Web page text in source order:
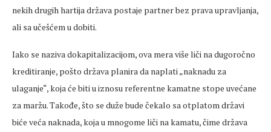
nekih drugih hartija država postaje partner bez prava upravljanja,
ali sa učešćem u dobiti.
Iako se naziva dokapitalizacijom, ova mera više liči na dugoročno
kreditiranje, pošto država planira da naplati „naknadu za
ulaganje“, koja će biti u iznosu referentne kamatne stope uvećane
za maržu. Takođe, što se duže bude čekalo sa otplatom državi
biće veća naknada, koja u mnogome liči na kamatu, čime država